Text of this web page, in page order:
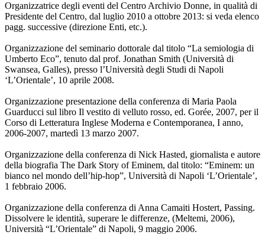
Organizzatrice degli eventi del Centro Archivio Donne, in qualità di
Presidente del Centro, dal luglio 2010 a ottobre 2013: si veda elenco
pagg. successive (direzione Enti, etc.).
Organizzazione del seminario dottorale dal titolo “La semiologia di
Umberto Eco”, tenuto dal prof. Jonathan Smith (Università di
Swansea, Galles), presso l’Università degli Studi di Napoli
‘L’Orientale’, 10 aprile 2008.
Organizzazione presentazione della conferenza di Maria Paola
Guarducci sul libro Il vestito di velluto rosso, ed. Gorée, 2007, per il
Corso di Letteratura Inglese Moderna e Contemporanea, I anno,
2006-2007, martedì 13 marzo 2007.
Organizzazione della conferenza di Nick Hasted, giornalista e autore
della biografia The Dark Story of Eminem, dal titolo: “Eminem: un
bianco nel mondo dell’hip-hop”, Università di Napoli ‘L’Orientale’,
1 febbraio 2006.
Organizzazione della conferenza di Anna Camaiti Hostert, Passing.
Dissolvere le identità, superare le differenze, (Meltemi, 2006),
Università “L’Orientale” di Napoli, 9 maggio 2006.